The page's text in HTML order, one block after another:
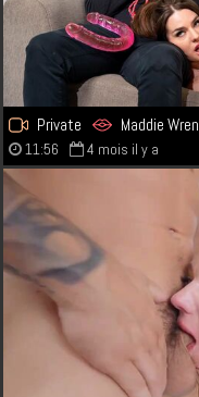
Private Maddie Wren
11:56 4 mois il y a